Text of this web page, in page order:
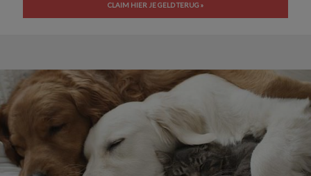
CLAIM HIER JE GELD TERUG »